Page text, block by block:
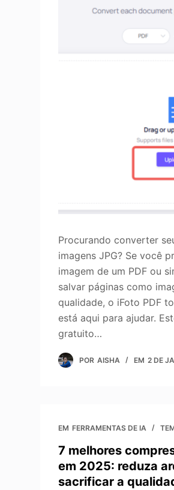
Procurando converter
imagens JPG? Se você
imagem de um PDF ou
salvar páginas como
qualidade, o iFoto PDF
está aqui para ajudar.
gratuito…
POR AISHA EM 2 DE
EM FERRAMENTAS DE IA
7 melhores
em 2025: reduza
sacrificar a